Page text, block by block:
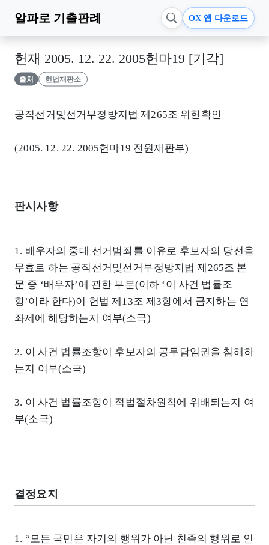
알파로 기출판례 OX 앱 다운로드
헌재 2005. 12. 22. 2005헌마19 [기각]
출처 헌법재판소
공직선거및선거부정방지법 제265조 위헌확인
(2005. 12. 22. 2005헌마19 전원재판부)
판시사항
1. 배우자의 중대 선거범죄를 이유로 후보자의 당선을
무효로 하는 공직선거및선거부정방지법 제265조 본
문 중 ‘배우자’에 관한 부분(이하 ‘이 사건 법률조
항’이라 한다)이 헌법 제13조 제3항에서 금지하는 연
좌제에 해당하는지 여부(소극)
2. 이 사건 법률조항이 후보자의 공무담임권을 침해하
는지 여부(소극)
3. 이 사건 법률조항이 적법절차원칙에 위배되는지 여
부(소극)
결정요지
1. “모든 국민은 자기의 행위가 아닌 친족의 행위로 인